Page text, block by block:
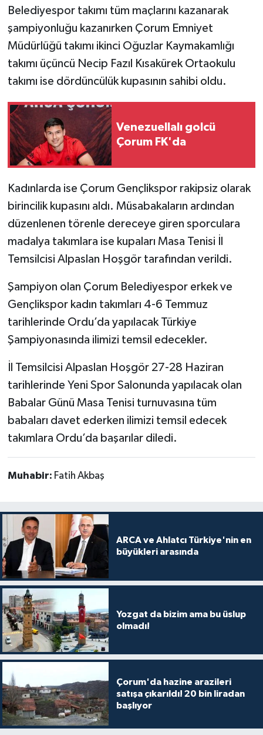
Belediyespor takımı tüm maçlarını kazanarak
şampiyonluğu kazanırken Çorum Emniyet
Müdürlüğü takımı ikinci Oğuzlar Kaymakamlığı
takımı üçüncü Necip Fazıl Kısakürek Ortaokulu
takımı ise dördüncülük kupasının sahibi oldu.
Venezuellalı golcü
Çorum FK'da
Kadınlarda ise Çorum Gençlikspor rakipsiz olarak
birincilik kupasını aldı. Müsabakaların ardından
düzenlenen törenle dereceye giren sporculara
madalya takımlara ise kupaları Masa Tenisi İl
Temsilcisi Alpaslan Hoşgör tarafından verildi.
Şampiyon olan Çorum Belediyespor erkek ve
Gençlikspor kadın takımları 4-6 Temmuz
tarihlerinde Ordu’da yapılacak Türkiye
Şampiyonasında ilimizi temsil edecekler.
İl Temsilcisi Alpaslan Hoşgör 27-28 Haziran
tarihlerinde Yeni Spor Salonunda yapılacak olan
Babalar Günü Masa Tenisi turnuvasına tüm
babaları davet ederken ilimizi temsil edecek
takımlara Ordu’da başarılar diledi.
Muhabir: Fatih Akbaş
ARCA ve Ahlatcı Türkiye'nin en
büyükleri arasında
Yozgat da bizim ama bu üslup
olmadı!
Çorum'da hazine arazileri
satışa çıkarıldı! 20 bin liradan
başlıyor